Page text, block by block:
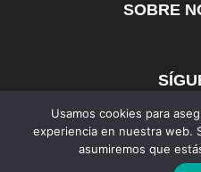
SOBRE
AFmedios
Usamos cookies para
experiencia en nuestra web.
asumiremos que